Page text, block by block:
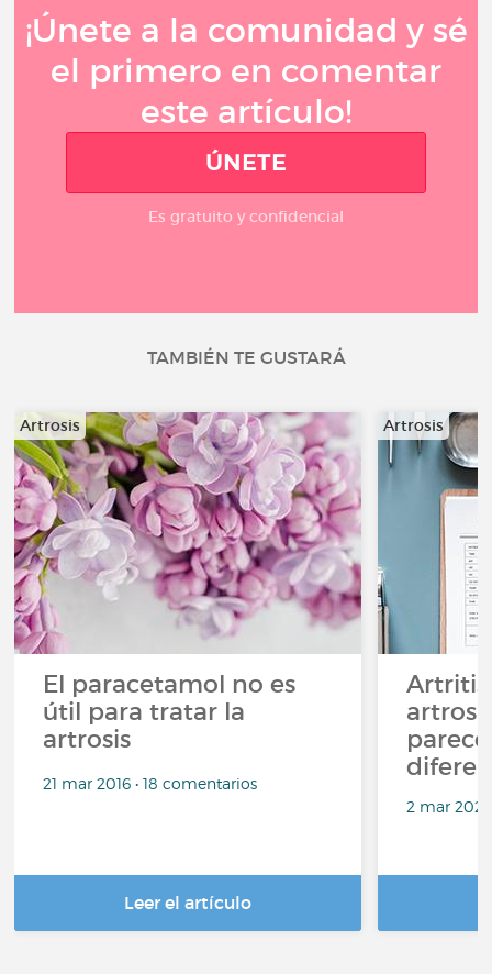
¡Únete a la comunidad y sé
el primero en comentar
este artículo!
ÚNETE
Es gratuito y confidencial
TAMBIÉN TE GUSTARÁ
Artrosis
El paracetamol no es
útil para tratar la
artrosis
21 mar 2016 • 18 comentarios
Leer el artículo
Artrosis
2 mar